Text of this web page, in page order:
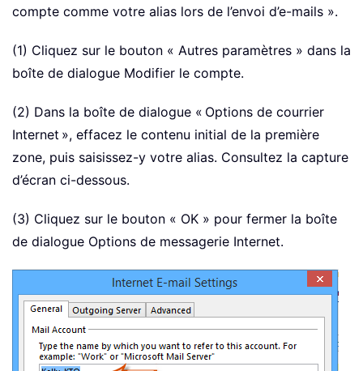
compte comme votre alias lors de l’envoi d’e-mails ».
(1) Cliquez sur le bouton « Autres paramètres » dans la
boîte de dialogue Modifier le compte.
(2) Dans la boîte de dialogue « Options de courrier
Internet », effacez le contenu initial de la première
zone, puis saisissez-y votre alias. Consultez la capture
d’écran ci-dessous.
(3) Cliquez sur le bouton « OK » pour fermer la boîte
de dialogue Options de messagerie Internet.